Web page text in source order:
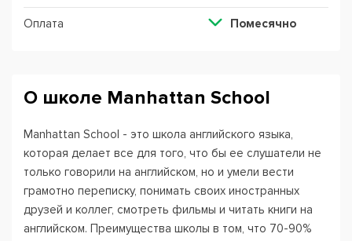
Оплата Помесячно
О школе Manhattan School
Manhattan School - это школа английского языка,
которая делает все для того, что бы ее слушатели не
только говорили на английском, но и умели вести
грамотно переписку, понимать своих иностранных
друзей и коллег, смотреть фильмы и читать книги на
английском. Преимущества школы в том, что 70-90%